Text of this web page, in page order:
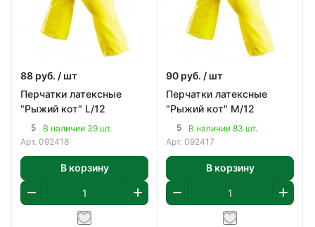
88 руб. / шт
Перчатки латексные
"Рыжий кот" L/12
5
В наличии 39 шт.
Арт. 092418
В корзину
90 руб. / шт
Перчатки латексные
"Рыжий кот" М/12
5
В наличии 83 шт.
Арт. 092417
В корзину